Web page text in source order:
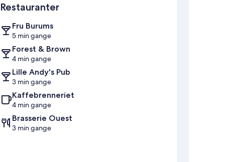
Restauranter
Fru Burums
5 min gange
Forest & Brown
4 min gange
Lille Andy's Pub
3 min gange
Kaffebrenneriet
4 min gange
Brasserie Ouest
3 min gange